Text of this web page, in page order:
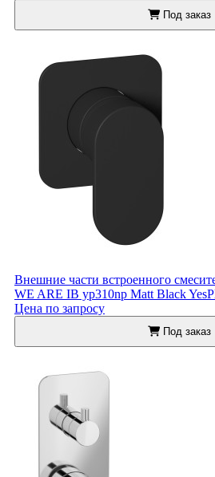
Под заказ
Внешние части встроенного
WE ARE IB yp310np Matt Black
Цена по запросу
Под заказ